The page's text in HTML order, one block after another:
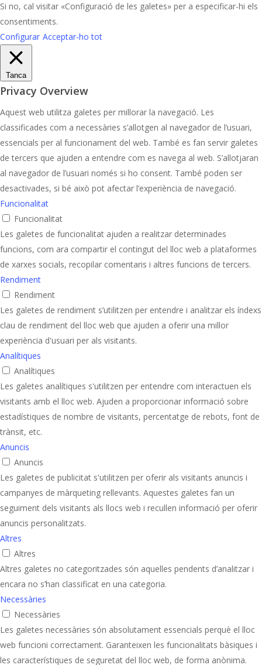
Si no, cal visitar «Configuració de les galetes» per a especificar-hi els
consentiments.
Configurar Acceptar-ho tot
Tanca
Privacy Overview
Aquest web utilitza galetes per millorar la navegació. Les
classificades com a necessàries s’allotgen al navegador de l’usuari,
essencials per al funcionament del web. També es fan servir galetes
de tercers que ajuden a entendre com es navega al web. S’allotjaran
al navegador de l’usuari només si ho consent. També poden ser
desactivades, si bé això pot afectar l’experiència de navegació.
Funcionalitat
Funcionalitat
Les galetes de funcionalitat ajuden a realitzar determinades
funcions, com ara compartir el contingut del lloc web a plataformes
de xarxes socials, recopilar comentaris i altres funcions de tercers.
Rendiment
Rendiment
Les galetes de rendiment s’utilitzen per entendre i analitzar els índexs
clau de rendiment del lloc web que ajuden a oferir una millor
experiència d'usuari per als visitants.
Analítiques
Analítiques
Les galetes analítiques s'utilitzen per entendre com interactuen els
visitants amb el lloc web. Ajuden a proporcionar informació sobre
estadístiques de nombre de visitants, percentatge de rebots, font de
trànsit, etc.
Anuncis
Anuncis
Les galetes de publicitat s'utilitzen per oferir als visitants anuncis i
campanyes de màrqueting rellevants. Aquestes galetes fan un
seguiment dels visitants als llocs web i recullen informació per oferir
anuncis personalitzats.
Altres
Altres
Altres galetes no categoritzades són aquelles pendents d’analitzar i
encara no s’han classificat en una categoria.
Necessàries
Necessàries
Les galetes necessàries són absolutament essencials perquè el lloc
web funcioni correctament. Garanteixen les funcionalitats bàsiques i
les característiques de seguretat del lloc web, de forma anònima.